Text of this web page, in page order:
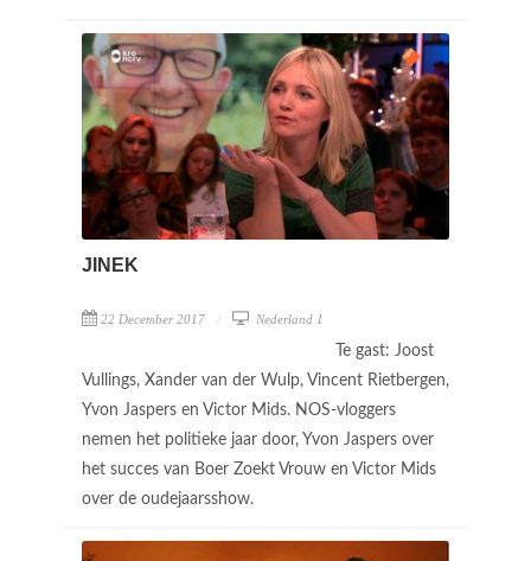
JINEK
22 December 2017 Nederland 1
Te gast: Joost
Vullings, Xander van der Wulp, Vincent Rietbergen,
Yvon Jaspers en Victor Mids. NOS-vloggers
nemen het politieke jaar door, Yvon Jaspers over
het succes van Boer Zoekt Vrouw en Victor Mids
over de oudejaarsshow.